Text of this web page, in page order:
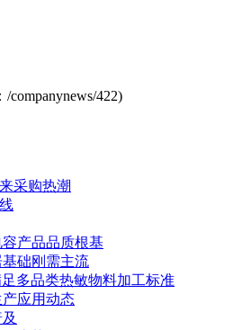
/companynews/422)
采购热潮
产品品质根基
础刚需主流
多品类热敏物料加工标准
应用动态